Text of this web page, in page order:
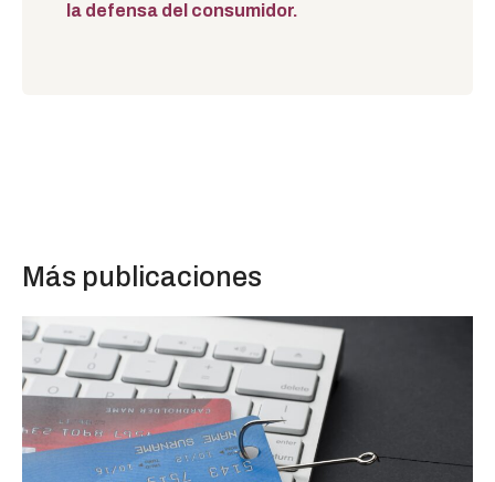
la defensa del consumidor.
Más publicaciones